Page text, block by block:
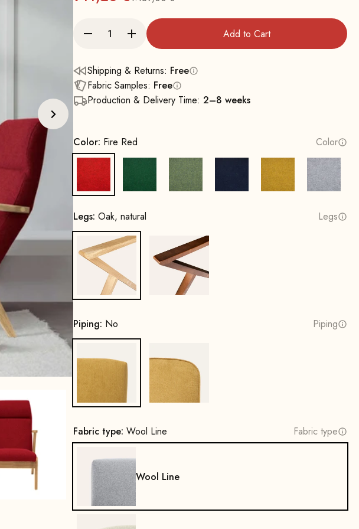
Add to Cart
Shipping & Returns: Free
Fabric Samples: Free
Production & Delivery Time: 2–8 weeks
Color: Fire Red Color
Fire Red Leaf greenSpring Green Mustard YellowStone
Legs: Oak, natural Legs
Oak, natural Beech wood, walnut stain
Piping: No Piping
Fabric type: Wool Line Fabric type
Wool Line